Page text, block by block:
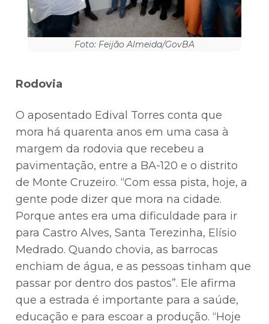
Foto: Feijão Almeida/GovBA
Rodovia
O aposentado Edival Torres conta que
mora há quarenta anos em uma casa à
margem da rodovia que recebeu a
pavimentação, entre a BA-120 e o distrito
de Monte Cruzeiro. “Com essa pista, hoje, a
gente pode dizer que mora na cidade.
Porque antes era uma dificuldade para ir
para Castro Alves, Santa Terezinha, Elísio
Medrado. Quando chovia, as barrocas
enchiam de água, e as pessoas tinham que
passar por dentro dos pastos”. Ele afirma
que a estrada é importante para a saúde,
educação e para escoar a produção. “Hoje